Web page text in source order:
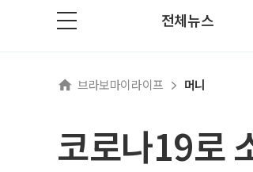
전체뉴스
브라보마이라이프 머니
코로나19로